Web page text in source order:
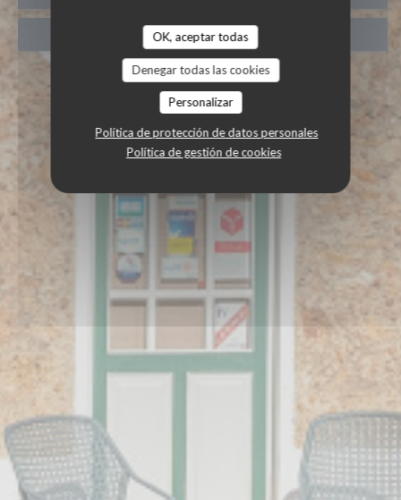
OK, aceptar todas
Denegar todas las cookies
Personalizar
Política de protección de datos personales
Política de gestión de cookies
TAKEAWAY